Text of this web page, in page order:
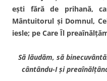
eşti fără de priha­nă,
Mântuitorul şi Domnul,
iesle; pe Care Îl
Să lăudăm, să
cântându-I şi preaînăl